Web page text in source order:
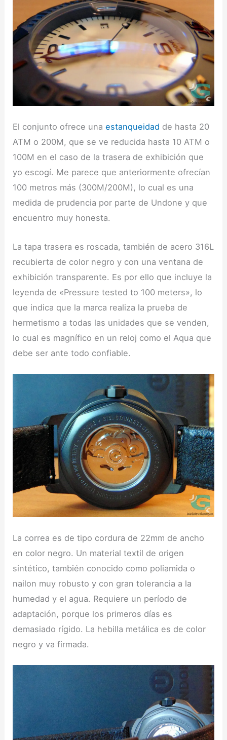
El conjunto ofrece unaestanqueidad de hasta 20
ATM o 200M, que se ve reducida hasta 10 ATM o
100M en el caso de la trasera de exhibición que
yo escogí. Me parece que anteriormente ofrecían
100 metros más (300M/200M), lo cual es una
medida de prudencia por parte de Undone y que
encuentro muy honesta.
La tapa trasera es roscada, también de acero 316L
recubierta de color negro y con una ventana de
exhibición transparente. Es por ello que incluye la
leyenda de «Pressure tested to 100 meters», lo
que indica que la marca realiza la prueba de
hermetismo a todas las unidades que se venden,
lo cual es magnífico en un reloj como el Aqua que
debe ser ante todo confiable.
La correa es de tipo cordura de 22mm de ancho
en color negro. Un material textil de origen
sintético, también conocido como poliamida o
nailon muy robusto y con gran tolerancia a la
humedad y el agua. Requiere un período de
adaptación, porque los primeros días es
demasiado rígido. La hebilla metálica es de color
negro y va firmada.